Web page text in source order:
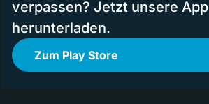
verpassen? Jetzt unsere App
herunterladen.
Zum Play Store